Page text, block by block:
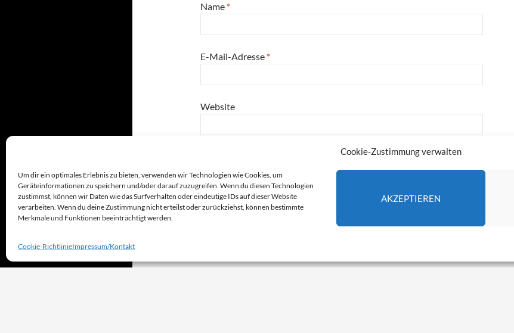
Cookie-Zustimmung verwalten
Um dir ein optimales Erlebnis zu bieten, verwenden wir Technologien wie Cookies, um
Geräteinformationen zu speichern und/oder darauf zuzugreifen. Wenn du diesen Technologien
zustimmst, können wir Daten wie das Surfverhalten oder eindeutige IDs auf dieser Website
verarbeiten. Wenn du deine Zustimmung nicht erteilst oder zurückziehst, können bestimmte
Merkmale und Funktionen beeinträchtigt werden.
AKZEPTIEREN
Cookie-RichtlinieImpressum/Kontakt
Name *
E-Mail-Adresse *
Website